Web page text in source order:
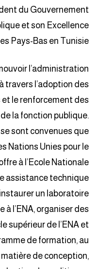
du Gouvernement
et son Excellence
Pays-Bas en Tunisie.
l’administration
travers l’adoption des
le renforcement des
la fonction publique.
sont convenues que
Nations Unies pour le
à l’Ecole Nationale
assistance technique
un laboratoire
à l’ENA, organiser des
supérieur de l’ENA et
de formation, au
de conception,